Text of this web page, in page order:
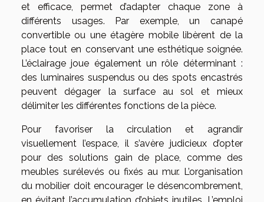
et efficace, permet d’adapter chaque zone à
différents usages. Par exemple, un canapé
convertible ou une étagère mobile libèrent de la
place tout en conservant une esthétique soignée.
L’éclairage joue également un rôle déterminant :
des luminaires suspendus ou des spots encastrés
peuvent dégager la surface au sol et mieux
délimiter les différentes fonctions de la pièce.
Pour favoriser la circulation et agrandir
visuellement l’espace, il s’avère judicieux d’opter
pour des solutions gain de place, comme des
meubles surélevés ou fixés au mur. L’organisation
du mobilier doit encourager le désencombrement,
en évitant l’accumulation d’objets inutiles. L’emploi